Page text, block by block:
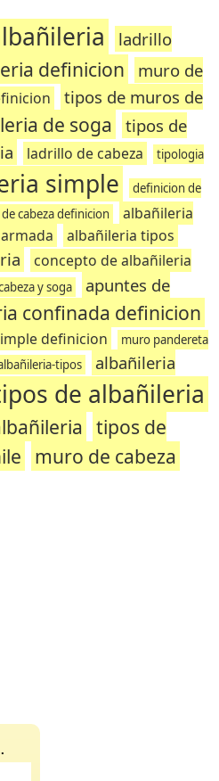
ladrillo
definicion
muro de
tipos de muros de
de soga
tipos de
ladrillo de cabeza tipologia
simple
definicion de
cabeza definicion
albañileria
albañileria tipos
concepto de albañileria
y soga
apuntes de
confinada definicion
definicion
muro pandereta
tipos
albañileria
de albañileria
tipos de
muro de cabeza